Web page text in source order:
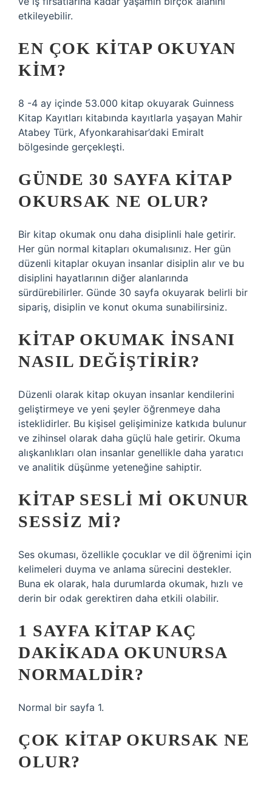
etkileyebilir.
EN ÇOK KITAP OKUYAN
KIM?
8 -4 ay içinde 53.000 kitap okuyarak Guinness
Kitap Kayıtları kitabında kayıtlarla yaşayan Mahir
Atabey Türk, Afyonkarahisar’daki Emiralt
bölgesinde gerçekleşti.
GÜNDE 30 SAYFA KITAP
OKURSAK NE OLUR?
Bir kitap okumak onu daha disiplinli hale getirir.
Her gün normal kitapları okumalısınız. Her gün
düzenli kitaplar okuyan insanlar disiplin alır ve bu
disiplini hayatlarının diğer alanlarında
sürdürebilirler. Günde 30 sayfa okuyarak belirli bir
sipariş, disiplin ve konut okuma sunabilirsiniz.
KITAP OKUMAK INSANI
NASIL DEĞIŞTIRIR?
Düzenli olarak kitap okuyan insanlar kendilerini
geliştirmeye ve yeni şeyler öğrenmeye daha
isteklidirler. Bu kişisel gelişiminize katkıda bulunur
ve zihinsel olarak daha güçlü hale getirir. Okuma
alışkanlıkları olan insanlar genellikle daha yaratıcı
ve analitik düşünme yeteneğine sahiptir.
KITAP SESLI MI OKUNUR
SESSIZ MI?
Ses okuması, özellikle çocuklar ve dil öğrenimi için
kelimeleri duyma ve anlama sürecini destekler.
Buna ek olarak, hala durumlarda okumak, hızlı ve
derin bir odak gerektiren daha etkili olabilir.
1 SAYFA KITAP KAÇ
DAKIKADA OKUNURSA
NORMALDIR?
Normal bir sayfa 1.
ÇOK KITAP OKURSAK NE
OLUR?